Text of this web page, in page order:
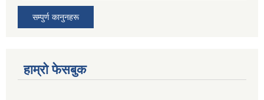
सम्पुर्ण कानुनहरू
हाम्रो फेसबुक